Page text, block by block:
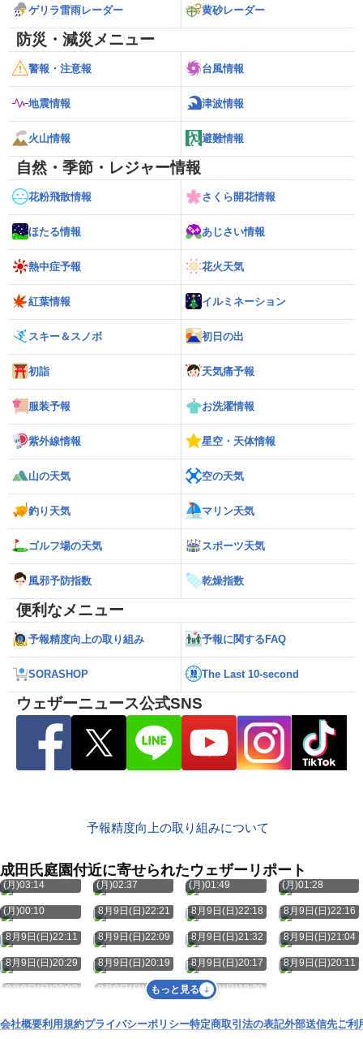
ゲリラ雷雨レーダー 黄砂レーダー
防災・減災メニュー
警報・注意報 台風情報
地震情報 津波情報
火山情報 避難情報
自然・季節・レジャー情報
花粉飛散情報 さくら開花情報
ほたる情報 あじさい情報
熱中症予報 花火天気
紅葉情報 イルミネーション
スキー＆スノボ 初日の出
初詣 天気痛予報
服装予報 お洗濯情報
紫外線情報 星空・天体情報
山の天気 空の天気
釣り天気 マリン天気
ゴルフ場の天気 スポーツ天気
風邪予防指数 乾燥指数
便利なメニュー
予報精度向上の取り組み 予報に関するFAQ
SORASHOP The Last 10-second
ウェザーニュース公式SNS
予報精度向上の取り組みについて
成田氏庭園付近に寄せられたウェザーリポート
8月10日
(月)03:14
8月10日
(月)02:37
8月10日
(月)01:49
8月10日
(月)01:28
8月10日
(月)00:10
8月9日(日)22:21 8月9日(日)22:18 8月9日(日)22:16
8月9日(日)22:11 8月9日(日)22:09 8月9日(日)21:32 8月9日(日)21:04
8月9日(日)20:29 8月9日(日)20:19 8月9日(日)20:17 8月9日(日)20:11
8月9日(日)20:02 8月9日(日)19:38 8月9日(日)19:29
もっと見る
会社概要利用規約プライバシーポリシー特定商取引法の表記外部送信先ご利